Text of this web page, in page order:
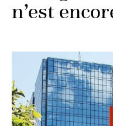
n’est